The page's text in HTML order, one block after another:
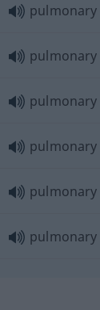
pulmonary
pulmonary
pulmonary
pulmonary
pulmonary
pulmonary